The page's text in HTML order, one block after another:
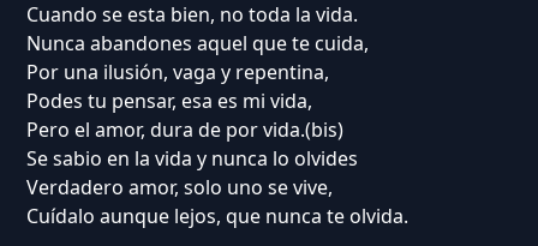
Cuando se esta bien, no toda la vida.
Nunca abandones aquel que te cuida,
Por una ilusión, vaga y repentina,
Podes tu pensar, esa es mi vida,
Pero el amor, dura de por vida.(bis)
Se sabio en la vida y nunca lo olvides
Verdadero amor, solo uno se vive,
Cuídalo aunque lejos, que nunca te olvida.